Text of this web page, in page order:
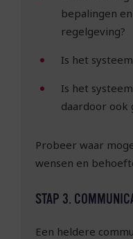
bepalingen
regelgeving?
Is het
Is het
daardoor ook
Probeer waar
wensen en
STAP 3.
Een heldere